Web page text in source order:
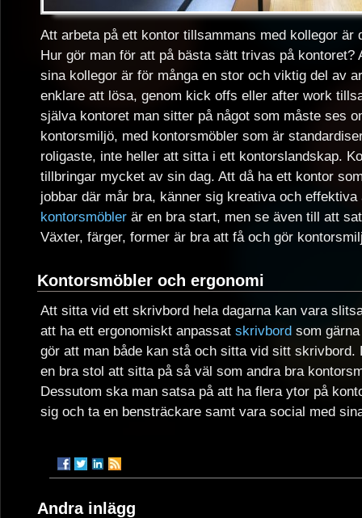
Att arbeta på ett kontor tillsammans med kollegor är
Hur gör man för att på bästa sätt trivas på kontoret?
sina kollegor är för många en stor och viktig del av
enklare att lösa, genom kick offs eller after work
själva kontoret man sitter på något som måste ses
kontorsmiljö, med kontorsmöbler som är
roligaste, inte heller att sitta i ett kontorslandskap.
tillbringar mycket av sin dag. Att då ha ett kontor
jobbar där mår bra, känner sig kreativa och effektiva
kontorsmöbler är en bra start, men se även till att
Växter, färger, former är bra att få och gör
Kontorsmöbler och ergonomi
Att sitta vid ett skrivbord hela dagarna kan vara
att ha ett ergonomiskt anpassat skrivbord som
gör att man både kan stå och sitta vid sitt skrivbord.
en bra stol att sitta på så väl som andra bra
Dessutom ska man satsa på att ha flera ytor på
sig och ta en bensträckare samt vara social med
Andra inlägg